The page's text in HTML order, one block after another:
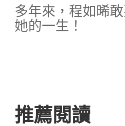
多年來，程如晞
她的一生！
推薦閱讀